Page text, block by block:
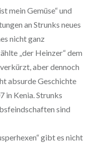
mein Gemüse“ und
an Strunks neues
nicht ganz
„der Heinzer“ dem
aber dennoch
absurde Geschichte
in Kenia. Strunks
sind
gibt es nicht